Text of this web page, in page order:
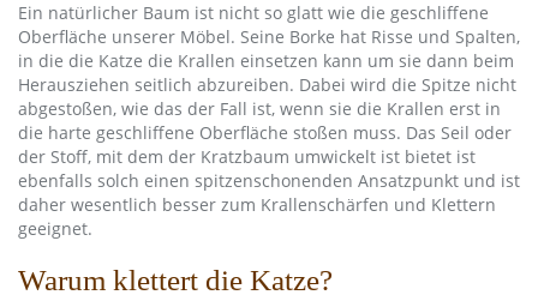
Ein natürlicher Baum ist nicht so glatt wie die geschliffene
Oberfläche unserer Möbel. Seine Borke hat Risse und Spalten,
in die die Katze die Krallen einsetzen kann um sie dann beim
Herausziehen seitlich abzureiben. Dabei wird die Spitze nicht
abgestoßen, wie das der Fall ist, wenn sie die Krallen erst in
die harte geschliffene Oberfläche stoßen muss. Das Seil oder
der Stoff, mit dem der Kratzbaum umwickelt ist bietet ist
ebenfalls solch einen spitzenschonenden Ansatzpunkt und ist
daher wesentlich besser zum Krallenschärfen und Klettern
geeignet.
Warum klettert die Katze?